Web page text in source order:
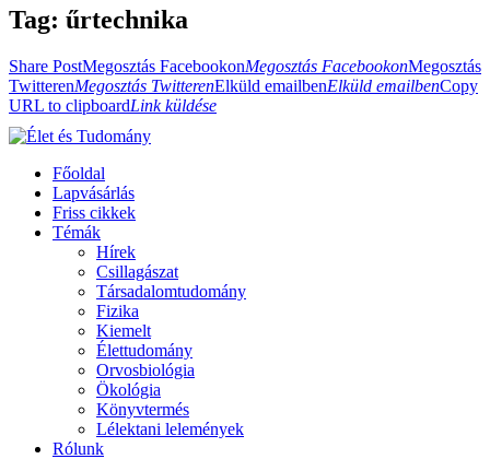
Tag: űrtechnika
Share PostMegosztás FacebookonMegosztás FacebookonMegosztás
TwitterenMegosztás TwitterenElküld emailbenElküld emailbenCopy
URL to clipboardLink küldése
Főoldal
Lapvásárlás
Friss cikkek
Témák
Hírek
Csillagászat
Társadalomtudomány
Fizika
Kiemelt
Élettudomány
Orvosbiológia
Ökológia
Könyvtermés
Lélektani lelemények
Rólunk